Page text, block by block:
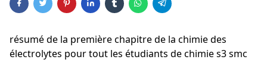
résumé de la première chapitre de la chimie des
électrolytes pour tout les étudiants de chimie s3 smc